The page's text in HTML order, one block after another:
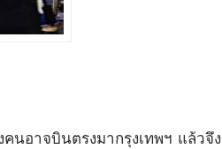
คนอาจบินตรงมากรุงเทพฯ แล้วจึง